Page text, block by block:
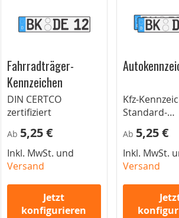
Fahrradträger-
Kennzeichen
DIN CERTCO
zertifiziert
Ab 5,25 €
Inkl. MwSt. und
Versand
Jetzt
konfigurieren
Kfz-
Standard-
Pkw
Ab 5,25 €
Inkl. MwSt.
Versand